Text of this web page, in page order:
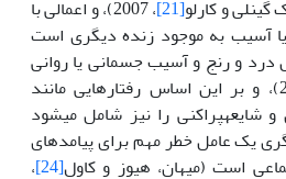
و کارلو[21]
، 2007)، و اعمالی با
آسیب به موجود زنده دیگری است
که شامل درد و رنج و آسیب جسمانی یا روانی
، 2011)، و بر این اساس رفتارهایی مانند
را نیز شامل می­شود
یک عامل خطر مهم برای پیامدهای
است (میهان، هیوز و کاول[24]
،